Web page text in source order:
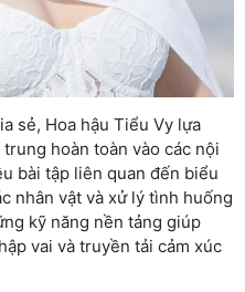
sẻ, Hoa hậu Tiểu Vy lựa
hoàn toàn vào các nội
bài tập liên quan đến biểu
nhân vật và xử lý tình huống
kỹ năng nền tảng giúp
vai và truyền tải cảm xúc